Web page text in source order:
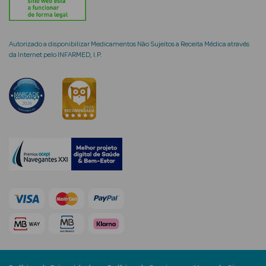
Limpeza Facial
Desmaquilhantes
Solares
Água Termal
Esfoliantes
Lábios
Autorizado a disponibilizar Medicamentos Não Sujeitos a Receita Médica através
da Internet pelo INFARMED, I.P.